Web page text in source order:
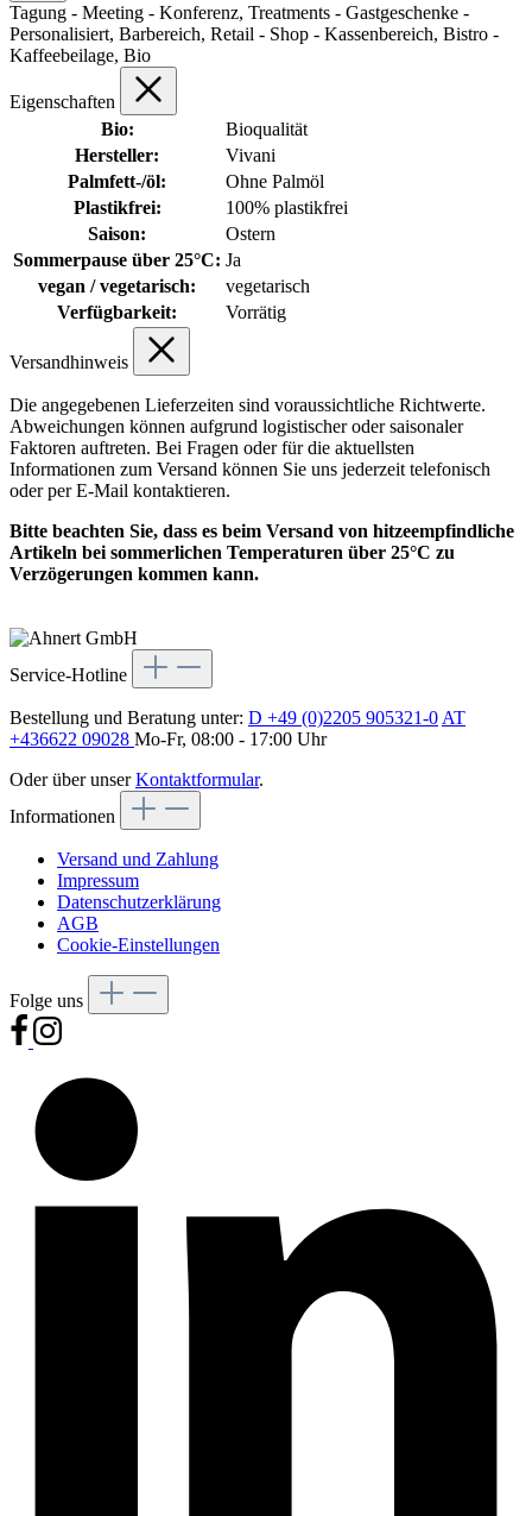
Tagung - Meeting - Konferenz, Treatments - Gastgeschenke -
Personalisiert, Barbereich, Retail - Shop - Kassenbereich, Bistro -
Kaffeebeilage, Bio
Eigenschaften
Bio:
Bioqualität
Hersteller:
Vivani
Palmfett-/öl:
Ohne Palmöl
Plastikfrei:
100% plastikfrei
Saison:
Ostern
Sommerpause über 25°C: Ja
vegan / vegetarisch:
vegetarisch
Verfügbarkeit:
Vorrätig
Versandhinweis
Die angegebenen Lieferzeiten sind voraussichtliche Richtwerte.
Abweichungen können aufgrund logistischer oder saisonaler
Faktoren auftreten. Bei Fragen oder für die aktuellsten
Informationen zum Versand können Sie uns jederzeit telefonisch
oder per E-Mail kontaktieren.
Bitte beachten Sie, dass es beim Versand von hitzeempfindliche
Artikeln bei sommerlichen Temperaturen über 25°C zu
Verzögerungen kommen kann.
Service-Hotline
Bestellung und Beratung unter: D +49 (0)2205 905321-0 AT
+436622 09028 Mo-Fr, 08:00 - 17:00 Uhr
Oder über unserKontaktformular.
Informationen
Versand und Zahlung
Impressum
Datenschutzerklärung
AGB
Cookie-Einstellungen
Folge uns